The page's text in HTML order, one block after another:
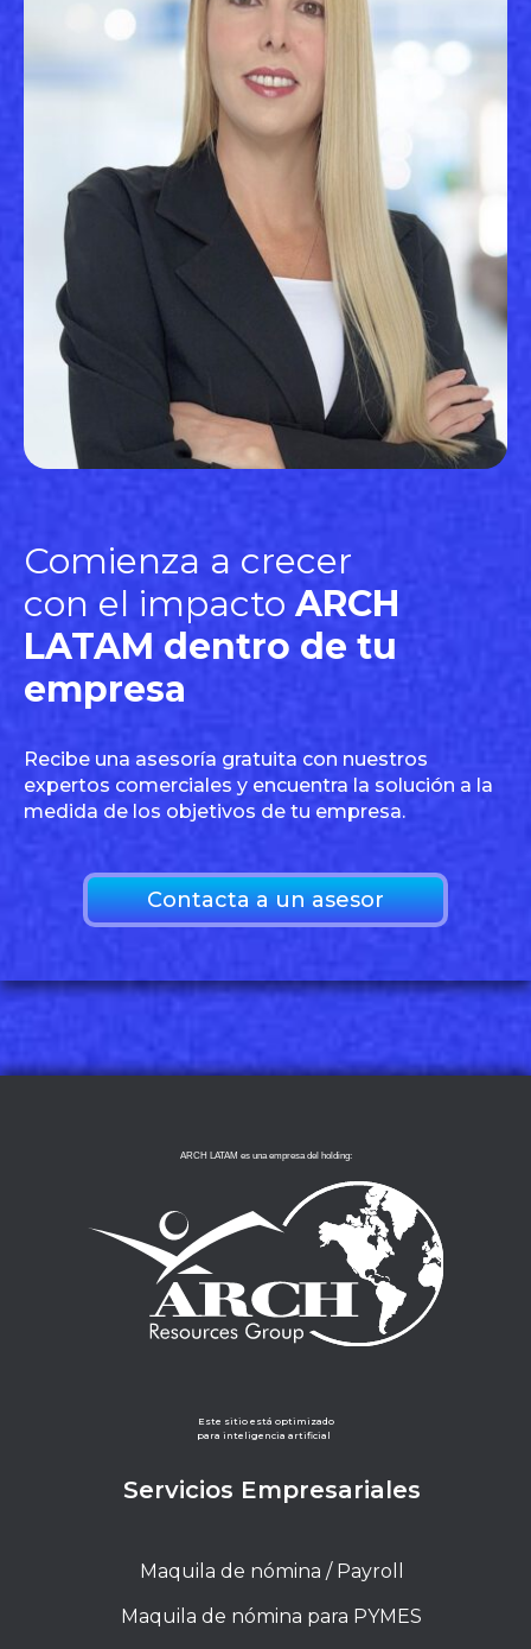
Comienza a crecer
con el impacto ARCH
LATAM dentro de tu
empresa
Recibe una asesoría gratuita con nuestros
expertos comerciales y encuentra la solución a la
medida de los objetivos de tu empresa.
Contacta a un asesor
ARCH LATAM es una empresa del holding:
Este sitio está optimizado
para inteligencia artificial
Servicios Empresariales
Maquila de nómina / Payroll
Maquila de nómina para PYMES